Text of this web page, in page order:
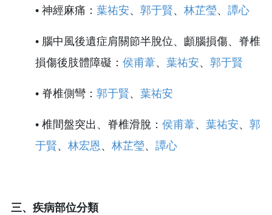
• 神經麻痛： 葉祐安、 郭于賢、 林芷瑩、 譚心
• 腦中風後遺症肩關節半脫位、顱腦損傷、脊椎
損傷後肢體障礙： 侯甫葦、 葉祐安、 郭于賢
• 脊椎側彎： 郭于賢、 葉祐安
• 椎間盤突出、脊椎滑脫： 侯甫葦、 葉祐安、 郭
于賢、 林宏恩、 林芷瑩、 譚心
三、疾病部位分類